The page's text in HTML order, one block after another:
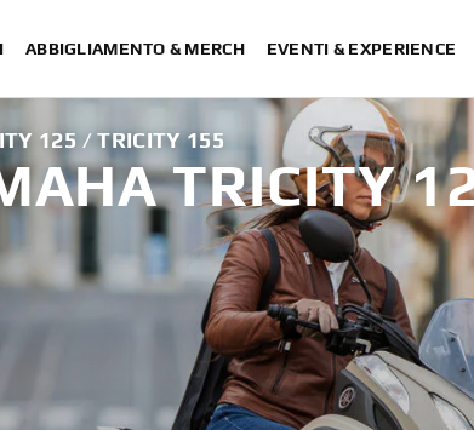
ABBIGLIAMENTO & MERCH EVENTI & EXPERIENCE
125 / TRICITY 155
TRICITY